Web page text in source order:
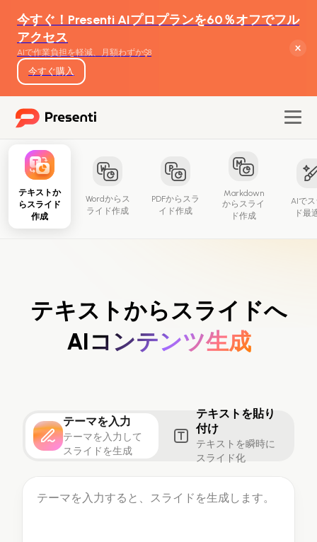
今すぐ！Presenti AIプロプランを60％オフでフル
アクセス
AIで作業負担を軽減、月額わずか$8
今すぐ購入
機能
PDFからスライド生成
Markdownからスライド生成
AIスライドを活用したマーケティングコンテンツ
の変革
テキストか
らスライド
作成
Wordからス
ライド作成
PDFからスラ
イド作成
Markdown
からスライ
ド作成
AIで
ド最
テキストからスライドへ
AIコンテンツ生成
テーマを入力
テーマを入力して
スライドを生成
テキストを貼り
付け
テキストを瞬時に
スライド化